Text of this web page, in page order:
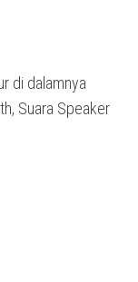
di dalamnya
Suara Speaker